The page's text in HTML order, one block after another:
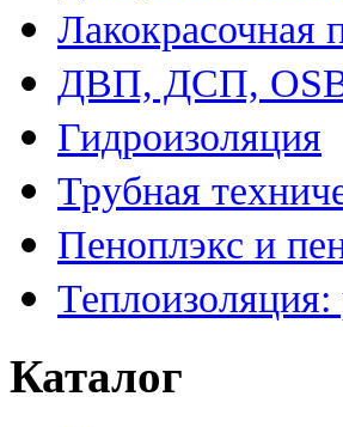
Лакокрасочная
ДВП, ДСП,
Гидроизоляция
Трубная
Пеноплэкс и
Каталог